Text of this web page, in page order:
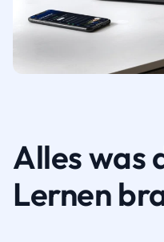
Alles was
Lernen